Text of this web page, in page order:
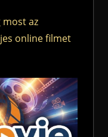
most az
online filmet